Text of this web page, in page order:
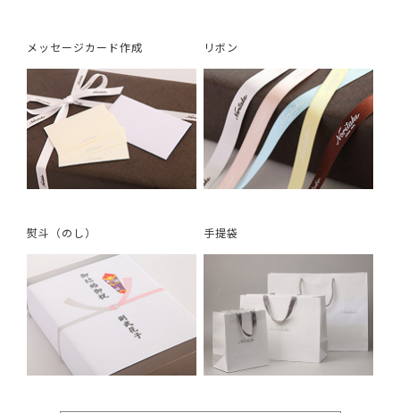
メッセージカード作成 リボン
熨斗（のし） 手提袋